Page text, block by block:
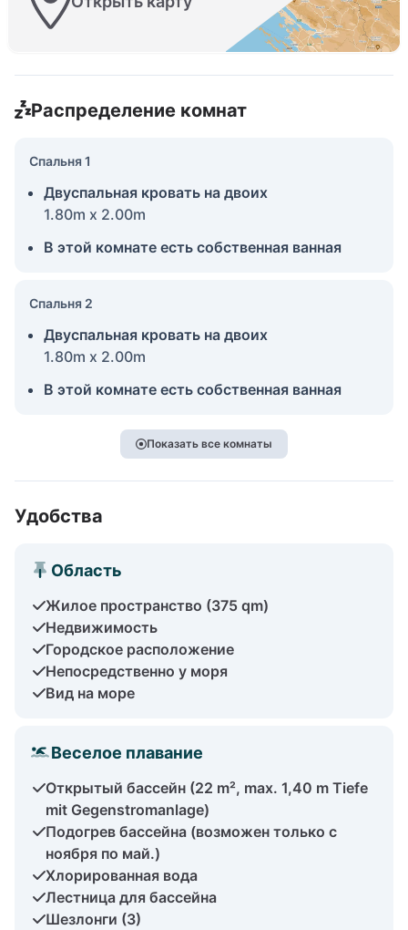
Распределение комнат
Спальня 1
Двуспальная кровать на двоих
1.80m x 2.00m
В этой комнате есть собственная ванная
Спальня 2
Двуспальная кровать на двоих
1.80m x 2.00m
В этой комнате есть собственная ванная
Показать все комнаты
Удобства
Область
Жилое пространство (375 qm)
Недвижимость
Городское расположение
Непосредственно у моря
Вид на море
Веселое плавание
Открытый бассейн (22 m², max. 1,40 m Tiefe
mit Gegenstromanlage)
Подогрев бассейна (возможен только с
ноября по май.)
Хлорированная вода
Лестница для бассейна
Шезлонги (3)